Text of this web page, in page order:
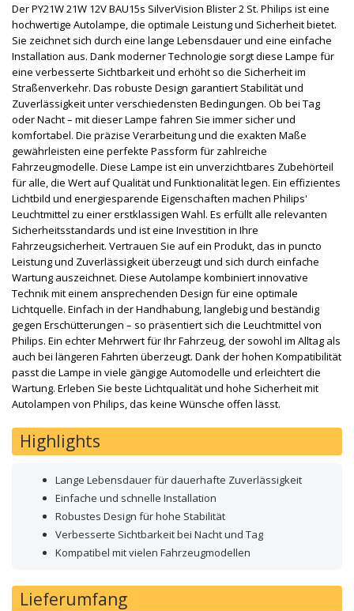
Der PY21W 21W 12V BAU15s SilverVision Blister 2 St. Philips ist eine
hochwertige Autolampe, die optimale Leistung und Sicherheit bietet.
Sie zeichnet sich durch eine lange Lebensdauer und eine einfache
Installation aus. Dank moderner Technologie sorgt diese Lampe für
eine verbesserte Sichtbarkeit und erhöht so die Sicherheit im
Straßenverkehr. Das robuste Design garantiert Stabilität und
Zuverlässigkeit unter verschiedensten Bedingungen. Ob bei Tag
oder Nacht – mit dieser Lampe fahren Sie immer sicher und
komfortabel. Die präzise Verarbeitung und die exakten Maße
gewährleisten eine perfekte Passform für zahlreiche
Fahrzeugmodelle. Diese Lampe ist ein unverzichtbares Zubehörteil
für alle, die Wert auf Qualität und Funktionalität legen. Ein effizientes
Lichtbild und energiesparende Eigenschaften machen Philips'
Leuchtmittel zu einer erstklassigen Wahl. Es erfüllt alle relevanten
Sicherheitsstandards und ist eine Investition in Ihre
Fahrzeugsicherheit. Vertrauen Sie auf ein Produkt, das in puncto
Leistung und Zuverlässigkeit überzeugt und sich durch einfache
Wartung auszeichnet. Diese Autolampe kombiniert innovative
Technik mit einem ansprechenden Design für eine optimale
Lichtquelle. Einfach in der Handhabung, langlebig und beständig
gegen Erschütterungen – so präsentiert sich die Leuchtmittel von
Philips. Ein echter Mehrwert für Ihr Fahrzeug, der sowohl im Alltag als
auch bei längeren Fahrten überzeugt. Dank der hohen Kompatibilität
passt die Lampe in viele gängige Automodelle und erleichtert die
Wartung. Erleben Sie beste Lichtqualität und hohe Sicherheit mit
Autolampen von Philips, das keine Wünsche offen lässt.
Highlights
Lange Lebensdauer für dauerhafte Zuverlässigkeit
Einfache und schnelle Installation
Robustes Design für hohe Stabilität
Verbesserte Sichtbarkeit bei Nacht und Tag
Kompatibel mit vielen Fahrzeugmodellen
Lieferumfang